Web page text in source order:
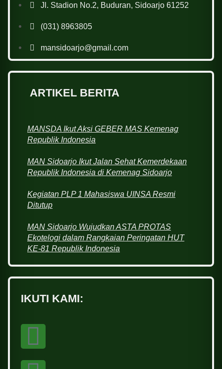
Jl. Stadion No.2, Buduran, Sidoarjo 61252
(031) 8963805
mansidoarjo@gmail.com
ARTIKEL BERITA
MANSDA Ikut Aksi GEBER MAS Kemenag
Republik Indonesia
MAN Sidoarjo Ikut Jalan Sehat Kemerdekaan
Republik Indonesia di Kemenag Sidoarjo
Kegiatan PLP 1 Mahasiswa UINSA Resmi
Ditutup
MAN Sidoarjo Wujudkan ASTA PROTAS
Ekotelogi dalam Rangkaian Peringatan HUT
KE-81 Republik Indonesia
IKUTI KAMI: